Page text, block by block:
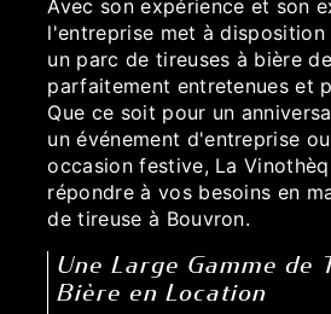
Avec son expérience et son
l'entreprise met à disposition
un parc de tireuses à bière
parfaitement entretenues et
Que ce soit pour un
un événement d'entreprise
occasion festive, La
répondre à vos besoins en
de tireuse à Bouvron.
Une Large Gamme de
Bière en Location